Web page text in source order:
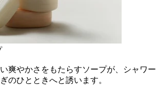
爽やかさをもたらすソープが、シャワー
のひとときへと誘います。